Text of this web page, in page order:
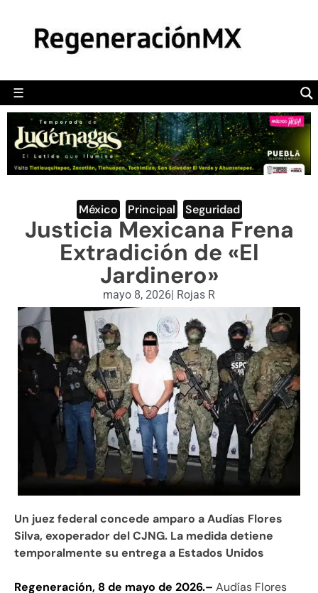
☰
POLÍTICA
CAMALEÓN
OPINIÓN
DEPORTES
ENGLISH SECTION
VIDEOS
México Principal Seguridad
Justicia Mexicana Frena
Extradición de «El
Jardinero»
mayo 8, 2026| Rojas R
Un juez federal concede amparo a Audías Flores
Silva, exoperador del CJNG. La medida detiene
temporalmente su entrega a Estados Unidos
Regeneración, 8 de mayo de 2026.– Audías Flores